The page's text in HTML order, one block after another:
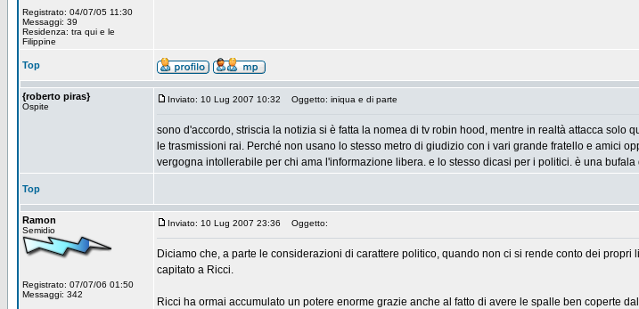
Registrato: 04/07/05 11:30
Messaggi: 39
Residenza: tra qui e le
Filippine
Top
{roberto piras}
Ospite
Inviato: 10 Lug 2007 10:32 Oggetto: iniqua e di parte
sono d'accordo, striscia la notizia si è fatta la nomea di tv robin hood, mentre in realtà attacca
le trasmissioni rai. Perché non usano lo stesso metro di giudizio con i vari grande fratello e amici
vergogna intollerabile per chi ama l'informazione libera. e lo stesso dicasi per i politici. è una
Top
Ramon
Semidio
Registrato: 07/07/06 01:50
Messaggi: 342
Inviato: 10 Lug 2007 23:36 Oggetto:
Diciamo che, a parte le considerazioni di carattere politico, quando non ci si rende conto dei
capitato a Ricci.
Ricci ha ormai accumulato un potere enorme grazie anche al fatto di avere le spalle ben coperte